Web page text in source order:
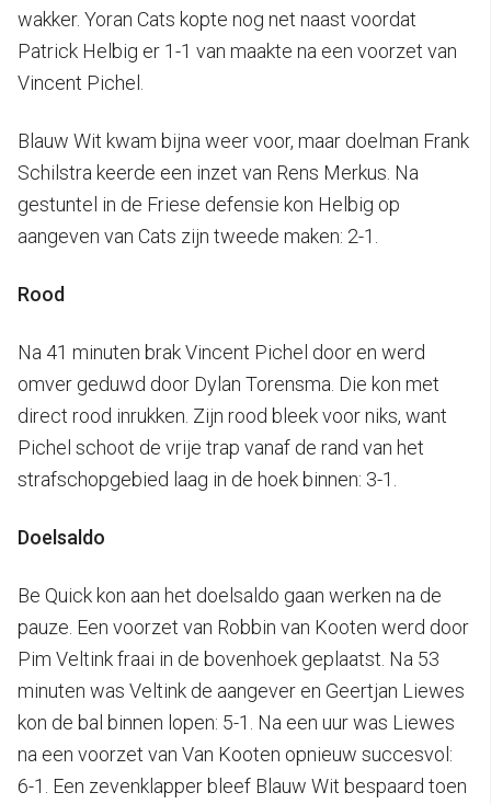
wakker. Yoran Cats kopte nog net naast voordat
Patrick Helbig er 1-1 van maakte na een voorzet van
Vincent Pichel.
Blauw Wit kwam bijna weer voor, maar doelman Frank
Schilstra keerde een inzet van Rens Merkus. Na
gestuntel in de Friese defensie kon Helbig op
aangeven van Cats zijn tweede maken: 2-1.
Rood
Na 41 minuten brak Vincent Pichel door en werd
omver geduwd door Dylan Torensma. Die kon met
direct rood inrukken. Zijn rood bleek voor niks, want
Pichel schoot de vrije trap vanaf de rand van het
strafschopgebied laag in de hoek binnen: 3-1.
Doelsaldo
Be Quick kon aan het doelsaldo gaan werken na de
pauze. Een voorzet van Robbin van Kooten werd door
Pim Veltink fraai in de bovenhoek geplaatst. Na 53
minuten was Veltink de aangever en Geertjan Liewes
kon de bal binnen lopen: 5-1. Na een uur was Liewes
na een voorzet van Van Kooten opnieuw succesvol:
6-1. Een zevenklapper bleef Blauw Wit bespaard toen